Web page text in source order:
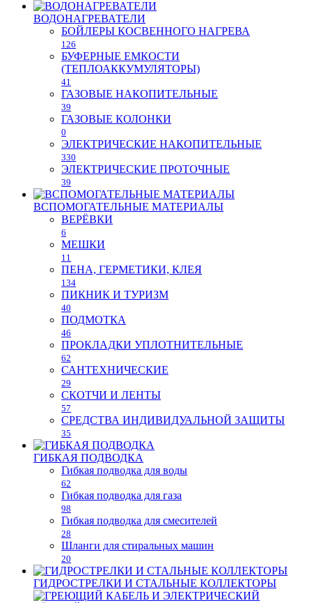
ВОДОНАГРЕВАТЕЛИ
БОЙЛЕРЫ КОСВЕННОГО НАГРЕВА
126
БУФЕРНЫЕ ЕМКОСТИ
(ТЕПЛОАККУМУЛЯТОРЫ)
41
ГАЗОВЫЕ НАКОПИТЕЛЬНЫЕ
39
ГАЗОВЫЕ КОЛОНКИ
0
ЭЛЕКТРИЧЕСКИЕ НАКОПИТЕЛЬНЫЕ
330
ЭЛЕКТРИЧЕСКИЕ ПРОТОЧНЫЕ
39
ВСПОМОГАТЕЛЬНЫЕ МАТЕРИАЛЫ
ВЕРЁВКИ
6
МЕШКИ
11
ПЕНА, ГЕРМЕТИКИ, КЛЕЯ
134
ПИКНИК И ТУРИЗМ
40
ПОДМОТКА
46
ПРОКЛАДКИ УПЛОТНИТЕЛЬНЫЕ
62
САНТЕХНИЧЕСКИЕ
29
СКОТЧИ И ЛЕНТЫ
57
СРЕДСТВА ИНДИВИДУАЛЬНОЙ ЗАЩИТЫ
35
ГИБКАЯ ПОДВОДКА
Гибкая подводка для воды
62
Гибкая подводка для газа
98
Гибкая подводка для смесителей
28
Шланги для стиральных машин
20
ГИДРОСТРЕЛКИ И СТАЛЬНЫЕ КОЛЛЕКТОРЫ